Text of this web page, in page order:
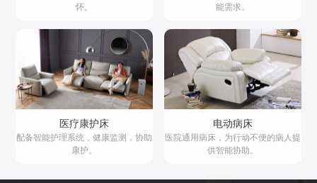
怀。
能需求。
医疗康护床
配备智能护理系统，健康监测，协助
康护。
电动病床
医院通用病床，为行动不便的病人提
供智能协助。